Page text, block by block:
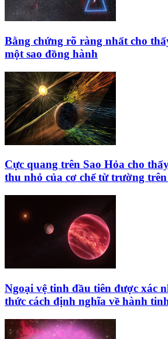
Bằng chứng rõ ràng nhất cho
một sao đồng hành
Cực quang trên Sao Hỏa cho
thu nhỏ của cơ chế từ trường
Ngoại vệ tinh đầu tiên được xác
thức cách định nghĩa về hành